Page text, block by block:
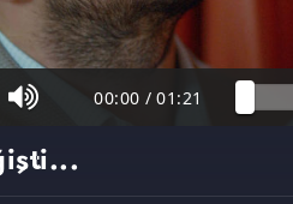
00:00 / 01:21